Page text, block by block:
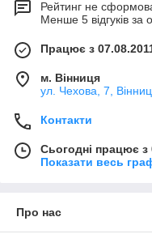
Рейтинг не
Менше 5 відгуків за
Працює з
м. Вінниця
ул. Чехова, 7,
Контакти
Сьогодні працює з
Показати весь
Про нас